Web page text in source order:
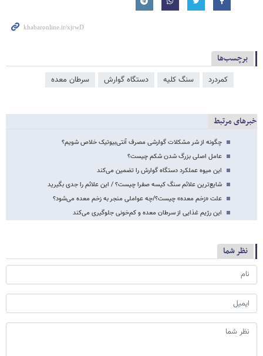
برچسب‌ها
کمردرد سنگ کلیه دستگاه گوارش سرطان معده
خبرهای مرتبط
چگونه از شر مشکلات گوارشی مصرف آنتی‌بیوتیک خلاص شویم؟
عامل اصلی بزرگ شدن شکم چیست؟
این میوه عملکرد دستگاه گوارش را تضمین می‌کند
شایع‌ترین علائم سنگ کیسه صفرا چیست؟ / این علائم را جدی بگیرید
علت «زخم معده» چیست؟/چه عواملی منجر به زخم معده می‌شود؟
این رژیم‌ غذایی از سرطان‌ معده و کم‌خونی جلوگیری می‌کند
نظر شما